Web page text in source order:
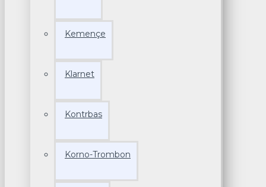
Kemençe
Klarnet
Kontrbas
Korno-Trombon